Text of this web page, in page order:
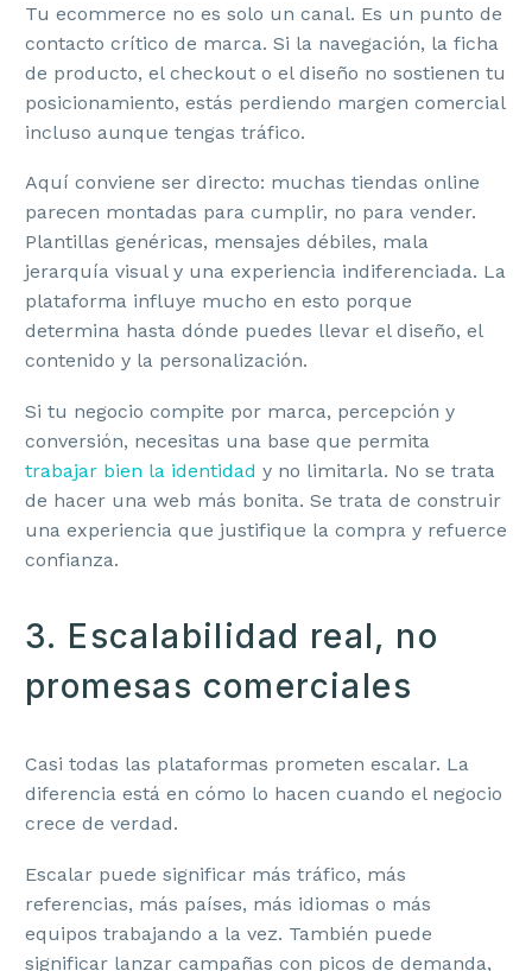
Tu ecommerce no es solo un canal. Es un punto de
contacto crítico de marca. Si la navegación, la ficha
de producto, el checkout o el diseño no sostienen tu
posicionamiento, estás perdiendo margen comercial
incluso aunque tengas tráfico.
Aquí conviene ser directo: muchas tiendas online
parecen montadas para cumplir, no para vender.
Plantillas genéricas, mensajes débiles, mala
jerarquía visual y una experiencia indiferenciada. La
plataforma influye mucho en esto porque
determina hasta dónde puedes llevar el diseño, el
contenido y la personalización.
Si tu negocio compite por marca, percepción y
conversión, necesitas una base que permita
trabajar bien la identidad y no limitarla. No se trata
de hacer una web más bonita. Se trata de construir
una experiencia que justifique la compra y refuerce
confianza.
3. Escalabilidad real, no
promesas comerciales
Casi todas las plataformas prometen escalar. La
diferencia está en cómo lo hacen cuando el negocio
crece de verdad.
Escalar puede significar más tráfico, más
referencias, más países, más idiomas o más
equipos trabajando a la vez. También puede
significar lanzar campañas con picos de demanda,